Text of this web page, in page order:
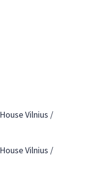
Vilnius /
Vilnius /